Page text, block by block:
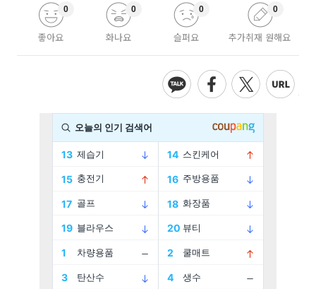
좋아요
0
화나요
0
슬퍼요
0
추가취재 원해요
0